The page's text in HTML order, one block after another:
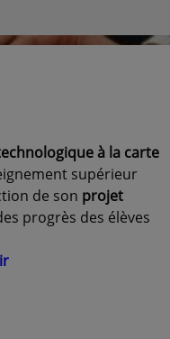
à la carte
supérieur
de son projet
progrès des élèves